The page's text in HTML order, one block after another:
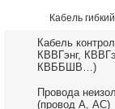
Кабель гибкий
Кабель
КВВГэнг,
КВББШВ…)
Провода
(провод А, АС)